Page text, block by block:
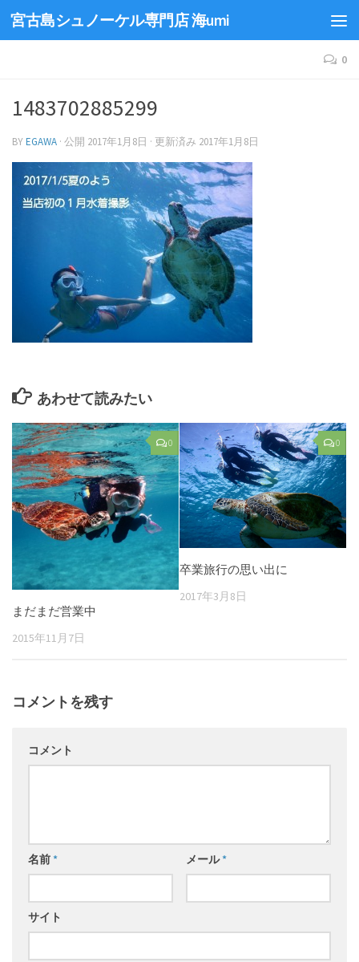
宮古島シュノーケル専門店 海umi
0
1483702885299
BYEGAWA · 公開 2017年1月8日 · 更新済み 2017年1月8日
あわせて読みたい
0
まだまだ営業中
2015年11月7日
0
卒業旅行の思い出に
2017年3月8日
コメントを残す
コメント
名前* メール*
サイト